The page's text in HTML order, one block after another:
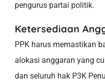
pengurus partai politik.
Ketersediaan
PPK harus memastikan
alokasi anggaran yang
dan seluruh hak P3K